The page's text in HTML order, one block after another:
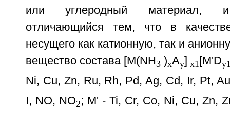
или углеродный материал, и
отличающийся тем, что в
несущего как катионную, так и
вещество состава [M(NH3 )xAу] x1 [M'D
Ni, Cu, Zn, Ru, Rh, Pd, Ag, Cd, Ir, Pt,
I, NO, NO2; М' - Ti, Cr, Co, Ni, Cu, Zn,